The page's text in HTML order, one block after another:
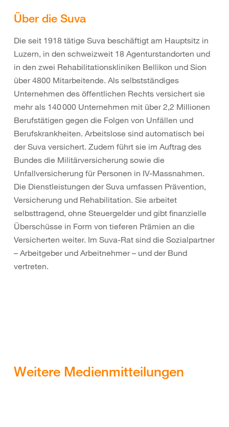
Über die Suva
Die seit 1918 tätige Suva beschäftigt am Hauptsitz in
Luzern, in den schweizweit 18 Agenturstandorten und
in den zwei Rehabilitationskliniken Bellikon und Sion
über 4800 Mitarbeitende. Als selbstständiges
Unternehmen des öffentlichen Rechts versichert sie
mehr als 140 000 Unternehmen mit über 2,2 Millionen
Berufstätigen gegen die Folgen von Unfällen und
Berufskrankheiten. Arbeitslose sind automatisch bei
der Suva versichert. Zudem führt sie im Auftrag des
Bundes die Militärversicherung sowie die
Unfallversicherung für Personen in IV-Massnahmen.
Die Dienstleistungen der Suva umfassen Prävention,
Versicherung und Rehabilitation. Sie arbeitet
selbsttragend, ohne Steuergelder und gibt finanzielle
Überschüsse in Form von tieferen Prämien an die
Versicherten weiter. Im Suva-Rat sind die Sozialpartner
– Arbeitgeber und Arbeitnehmer – und der Bund
vertreten.
Weitere Medienmitteilungen